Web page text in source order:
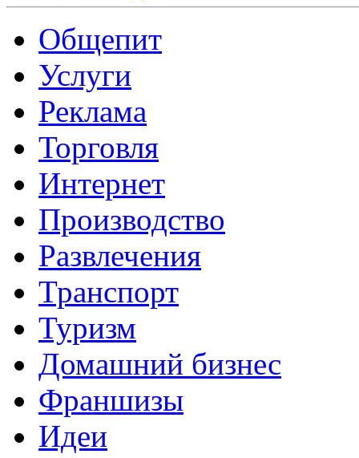
Общепит
Услуги
Реклама
Торговля
Интернет
Производство
Развлечения
Транспорт
Туризм
Домашний бизнес
Франшизы
Идеи